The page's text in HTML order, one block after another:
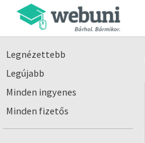
Legnézettebb
Legújabb
Minden ingyenes
Minden fizetős